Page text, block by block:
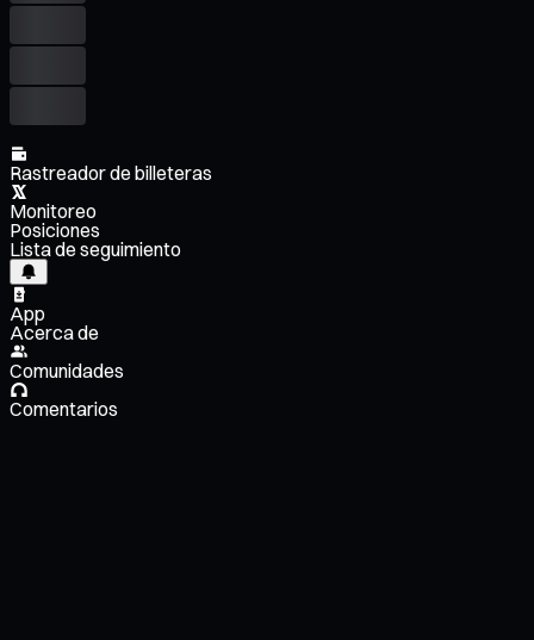
Rastreador de billeteras
Monitoreo
Posiciones
Lista de seguimiento
App
Acerca de
Comunidades
Comentarios